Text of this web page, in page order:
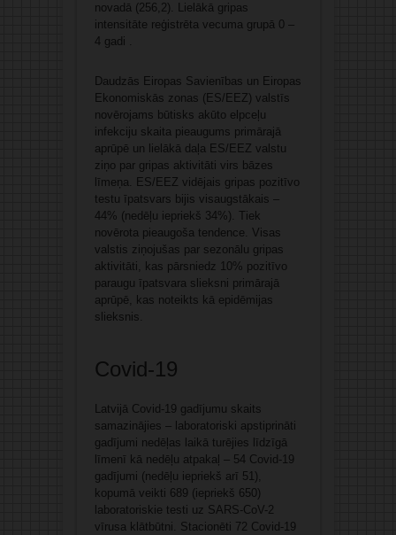
novadā (256,2). Lielākā gripas
intensitāte reģistrēta vecuma grupā 0 –
4 gadi .
Daudzās Eiropas Savienības un Eiropas
Ekonomiskās zonas (ES/EEZ) valstīs
novērojams būtisks akūto elpceļu
infekciju skaita pieaugums primārajā
aprūpē un lielākā daļa ES/EEZ valstu
ziņo par gripas aktivitāti virs bāzes
līmeņa. ES/EEZ vidējais gripas pozitīvo
testu īpatsvars bijis visaugstākais –
44% (nedēļu iepriekš 34%). Tiek
novērota pieaugoša tendence. Visas
valstis ziņojušas par sezonālu gripas
aktivitāti, kas pārsniedz 10% pozitīvo
paraugu īpatsvara slieksni primārajā
aprūpē, kas noteikts kā epidēmijas
slieksnis.
Covid-19
Latvijā Covid-19 gadījumu skaits
samazinājies – laboratoriski apstiprināti
gadījumi nedēļas laikā turējies līdzīgā
līmenī kā nedēļu atpakaļ – 54 Covid-19
gadījumi (nedēļu iepriekš arī 51),
kopumā veikti 689 (iepriekš 650)
laboratoriskie testi uz SARS-CoV-2
vīrusa klātbūtni. Stacionēti 72 Covid-19